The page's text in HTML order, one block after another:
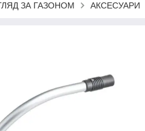
ЗА ГАЗОНОМ АКСЕСУАРИ